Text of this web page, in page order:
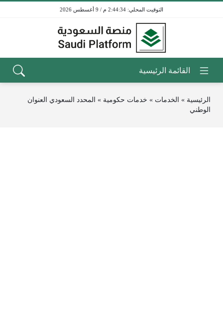
2:44:34 م / 9 أغسطس 2026
الرئيسية » الخدمات » خدمات حكومية » المحدد السعودي العنوان
الوطني